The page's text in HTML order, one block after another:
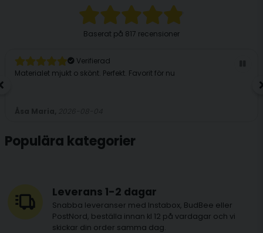
Baserat på 817 recensioner
Verifierad
Materialet mjukt o skönt. Perfekt. Favorit för nu
Populära kategorier
Leverans 1-2 dagar
Snabba leveranser med Instabox, BudBee eller
PostNord, beställa innan kl 12 på vardagar och vi
skickar din order samma dag.